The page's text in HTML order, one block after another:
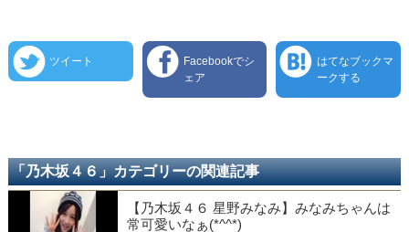
ツイート
Facebookでシ
ェア
はてなブックマ
ークする
「乃木坂４６」カテゴリーの関連記事
【乃木坂４６ 星野みなみ】みなみちゃんは
常可愛いなぁ(*^^*)